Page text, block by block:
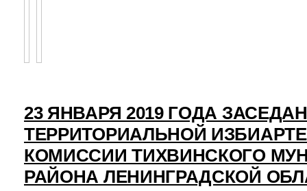
23 ЯНВАРЯ 2019 ГОДА
ТЕРРИТОРИАЛЬНОЙ
КОМИССИИ ТИХВИНСКОГО
РАЙОНА ЛЕНИНГРАДСКОЙ